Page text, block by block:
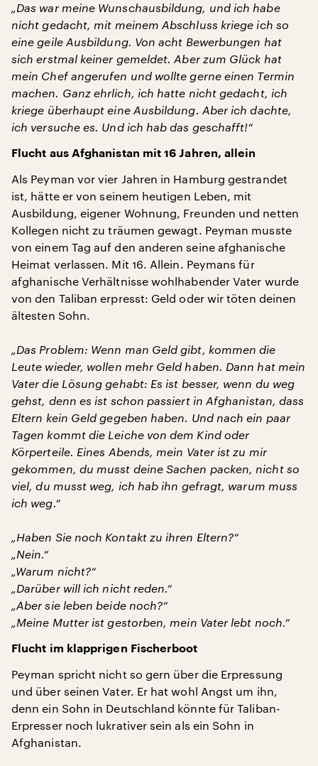
„Das war meine Wunschausbildung, und ich habe
nicht gedacht, mit meinem Abschluss kriege ich so
eine geile Ausbildung. Von acht Bewerbungen hat
sich erstmal keiner gemeldet. Aber zum Glück hat
mein Chef angerufen und wollte gerne einen Termin
machen. Ganz ehrlich, ich hatte nicht gedacht, ich
kriege überhaupt eine Ausbildung. Aber ich dachte,
ich versuche es. Und ich hab das geschafft!“
Flucht aus Afghanistan mit 16 Jahren, allein
Als Peyman vor vier Jahren in Hamburg gestrandet
ist, hätte er von seinem heutigen Leben, mit
Ausbildung, eigener Wohnung, Freunden und netten
Kollegen nicht zu träumen gewagt. Peyman musste
von einem Tag auf den anderen seine afghanische
Heimat verlassen. Mit 16. Allein. Peymans für
afghanische Verhältnisse wohlhabender Vater wurde
von den Taliban erpresst: Geld oder wir töten deinen
ältesten Sohn.
„Das Problem: Wenn man Geld gibt, kommen die
Leute wieder, wollen mehr Geld haben. Dann hat mein
Vater die Lösung gehabt: Es ist besser, wenn du weg
gehst, denn es ist schon passiert in Afghanistan, dass
Eltern kein Geld gegeben haben. Und nach ein paar
Tagen kommt die Leiche von dem Kind oder
Körperteile. Eines Abends, mein Vater ist zu mir
gekommen, du musst deine Sachen packen, nicht so
viel, du musst weg, ich hab ihn gefragt, warum muss
ich weg.“
„Haben Sie noch Kontakt zu ihren Eltern?“
„Nein.“
„Warum nicht?“
„Darüber will ich nicht reden.“
„Aber sie leben beide noch?“
„Meine Mutter ist gestorben, mein Vater lebt noch.“
Flucht im klapprigen Fischerboot
Peyman spricht nicht so gern über die Erpressung
und über seinen Vater. Er hat wohl Angst um ihn,
denn ein Sohn in Deutschland könnte für Taliban-
Erpresser noch lukrativer sein als ein Sohn in
Afghanistan.